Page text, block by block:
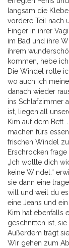
langsam die
vordere Teil nach
Finger in ihrer
im Bad und ihre
ihrem
kommen, hebe
Die Windel rolle
wo auch ich
danach wieder
ins Schlafzimmer
ist, liegen all
Kim auf dem Bett.
machen fürs
frischen Windel
Erschrocken
„Ich wollte dich
keine Windel.“
sie dann eine
will und weil du
eine Jeans und
Kim hat ebenfalls
geschnitten ist,
Außerdem trägt
Wir gehen zum